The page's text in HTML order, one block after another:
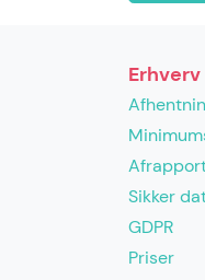
Erhverv
Sikker
GDPR
Priser